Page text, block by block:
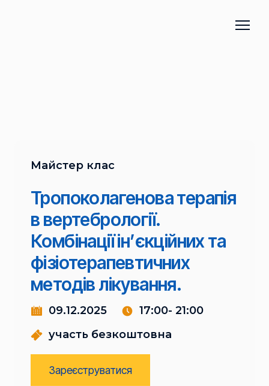
Майстер клас
Тропоколагенова терапія
в вертебрології.
Комбінації ін’єкційних та
фізіотерапевтичних
методів лікування.
09.12.2025
17:00- 21:00
участь безкоштовна
Зареєструватися